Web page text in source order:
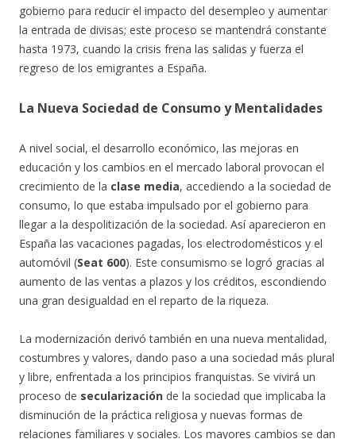
gobierno para reducir el impacto del desempleo y aumentar
la entrada de divisas; este proceso se mantendrá constante
hasta 1973, cuando la crisis frena las salidas y fuerza el
regreso de los emigrantes a España.
La Nueva Sociedad de Consumo y Mentalidades
A nivel social, el desarrollo económico, las mejoras en
educación y los cambios en el mercado laboral provocan el
crecimiento de la clase media, accediendo a la sociedad de
consumo, lo que estaba impulsado por el gobierno para
llegar a la despolitización de la sociedad. Así aparecieron en
España las vacaciones pagadas, los electrodomésticos y el
automóvil (Seat 600). Este consumismo se logró gracias al
aumento de las ventas a plazos y los créditos, escondiendo
una gran desigualdad en el reparto de la riqueza.
La modernización derivó también en una nueva mentalidad,
costumbres y valores, dando paso a una sociedad más plural
y libre, enfrentada a los principios franquistas. Se vivirá un
proceso de secularización de la sociedad que implicaba la
disminución de la práctica religiosa y nuevas formas de
relaciones familiares y sociales. Los mayores cambios se dan